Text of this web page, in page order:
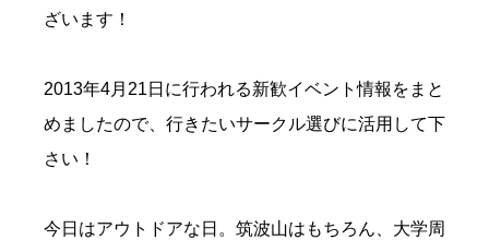
ざいます！
2013年4月21日に行われる新歓イベント情報をまと
めましたので、行きたいサークル選びに活用して下
さい！
今日はアウトドアな日。筑波山はもちろん、大学周